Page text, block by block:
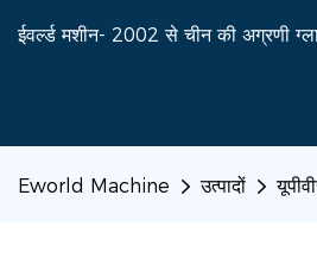
ईवर्ल्ड मशीन- 2002 से चीन की अग्रणी
Eworld Machine उत्पादों